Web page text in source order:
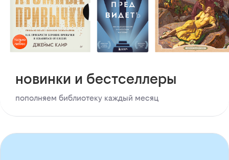
новинки и бестселлеры
пополняем библиотеку каждый месяц